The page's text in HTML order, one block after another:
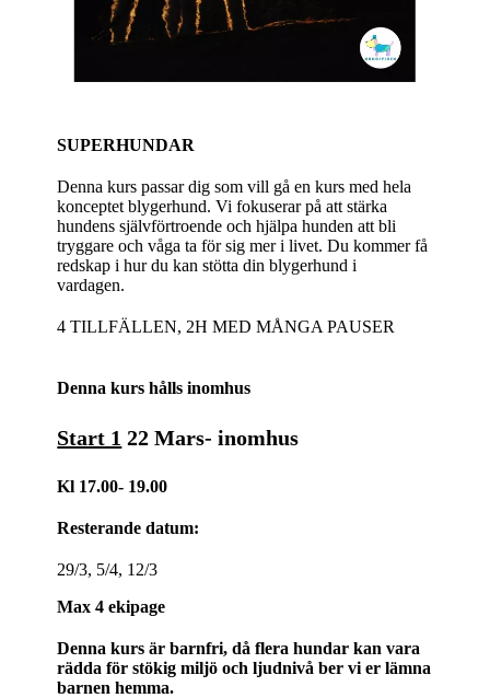
SUPERHUNDAR
Denna kurs passar dig som vill gå en kurs med hela
konceptet blygerhund. Vi fokuserar på att stärka
hundens självförtroende och hjälpa hunden att bli
tryggare och våga ta för sig mer i livet. Du kommer få
redskap i hur du kan stötta din blygerhund i
vardagen.
4 TILLFÄLLEN, 2H MED MÅNGA PAUSER
Denna kurs hålls inomhus
Start 1 22 Mars- inomhus
Kl 17.00- 19.00
Resterande datum:
29/3, 5/4, 12/3
Max 4 ekipage
Denna kurs är barnfri, då flera hundar kan vara
rädda för stökig miljö och ljudnivå ber vi er lämna
barnen hemma.